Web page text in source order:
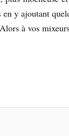
y ajoutant
à vos